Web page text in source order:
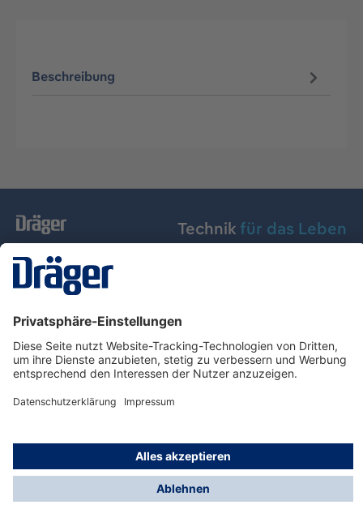
Beschreibung
Technik für das Leben
Dräger Austria GmbH
Über Dräger
Informationen
© Dräger Austria GmbH, 2024
* Alle Preise exkl. gesetzl. Mehrwertsteuer zzgl.
Versandkosten und ggf. Nachnahmegebühren, wenn